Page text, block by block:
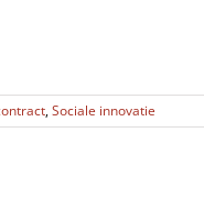
,Sociale innovatie